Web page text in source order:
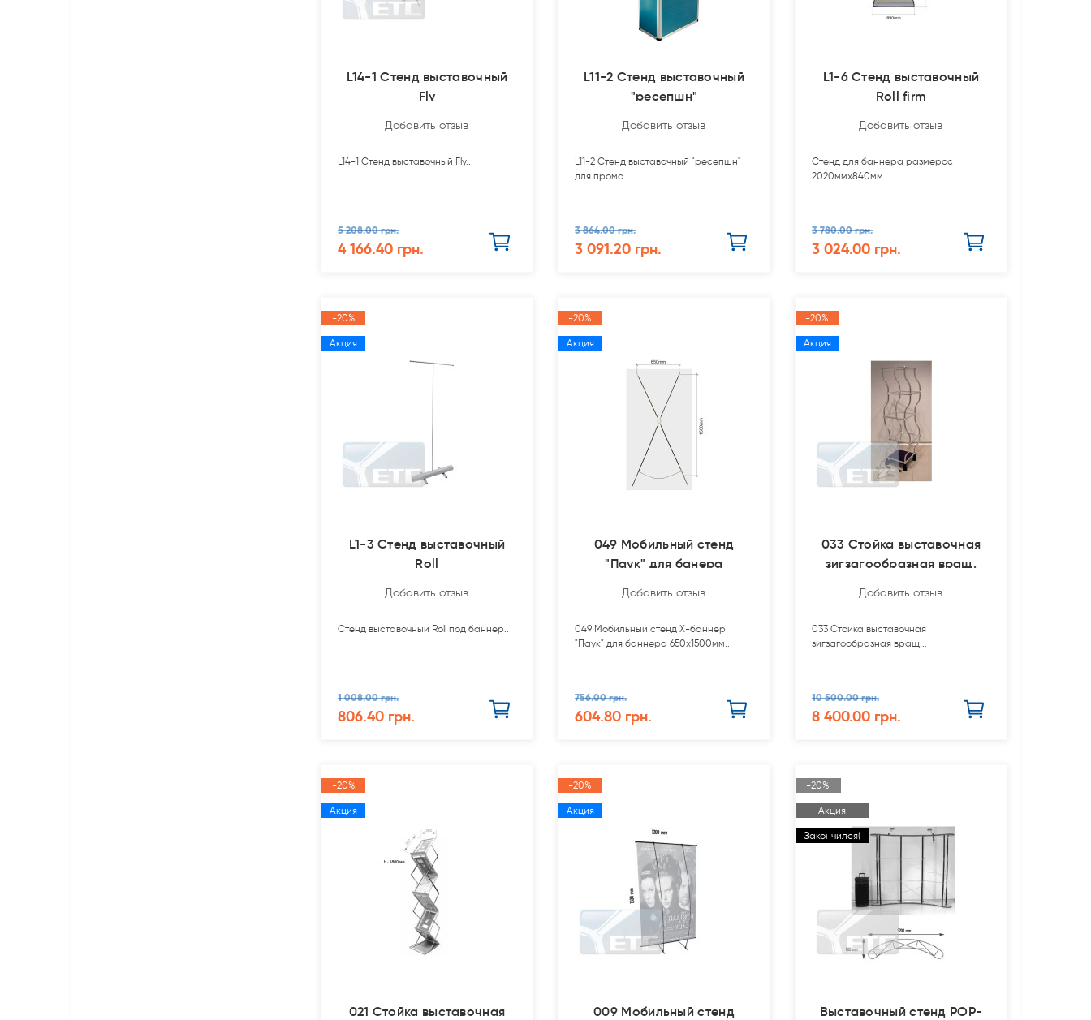
L14-1 Стенд выставочный
Fly
Добавить отзыв
L14-1 Стенд выставочный Fly..
5 208.00 грн.
4 166.40 грн.
L11-2 Стенд выставочный
"ресепшн"
Добавить отзыв
L11-2 Стенд выставочный "ресепшн"
для промо..
3 864.00 грн.
3 091.20 грн.
L1-6 Стенд выставочный
Roll firm
Добавить отзыв
Стенд для баннера размерос
2020ммх840мм..
3 780.00 грн.
3 024.00 грн.
-20%
Акция
L1-3 Стенд выставочный
Roll
Добавить отзыв
Стенд выставочный Roll под баннер..
1 008.00 грн.
806.40 грн.
-20%
Акция
049 Мобильный стенд
"Паук" для банера
Добавить отзыв
049 Мобильный стенд Х-баннер
"Паук" для баннера 650х1500мм..
756.00 грн.
604.80 грн.
-20%
Акция
033 Стойка выставочная
зигзагообразная вращ.
Добавить отзыв
033 Стойка выставочная
зигзагообразная вращ...
10 500.00 грн.
8 400.00 грн.
-20%
Акция
021 Стойка выставочная
-20%
Акция
009 Мобильный стенд
-20%
Акция
Закончился(
Выставочный стенд POP-